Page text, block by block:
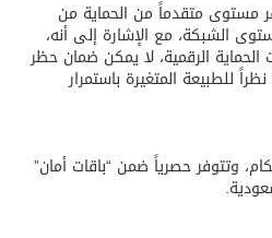
مستوى متقدماً من الحماية من
الشبكة، مع الإشارة إلى أنه،
الرقمية، لا يمكن ضمان حظر
بنسبة 100% نظراً للطبيعة المتغيرة باستمرار
وتتوفر حصرياً ضمن “باقات أمان”